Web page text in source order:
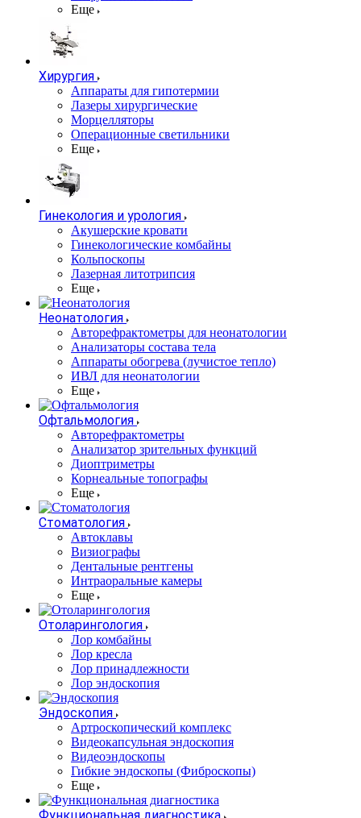
Еще
Хирургия
Аппараты для гипотермии
Лазеры хирургические
Морцелляторы
Операционные светильники
Еще
Гинекология и урология
Акушерские кровати
Гинекологические комбайны
Кольпоскопы
Лазерная литотрипсия
Еще
Неонатология
Авторефрактометры для неонатологии
Анализаторы состава тела
Аппараты обогрева (лучистое тепло)
ИВЛ для неонатологии
Еще
Офтальмология
Авторефрактометры
Анализатор зрительных функций
Диоптриметры
Корнеальные топографы
Еще
Стоматология
Автоклавы
Визиографы
Дентальные рентгены
Интраоральные камеры
Еще
Отоларингология
Лор комбайны
Лор кресла
Лор принадлежности
Лор эндоскопия
Эндоскопия
Артроскопический комплекс
Видеокапсульная эндоскопия
Видеоэндоскопы
Гибкие эндоскопы (Фиброcкопы)
Еще